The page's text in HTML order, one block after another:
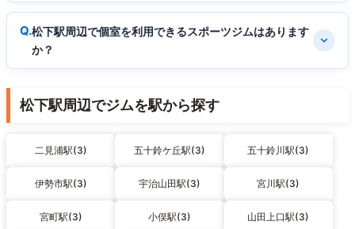
松下駅周辺で個室を利用できるスポーツジムはあります
か？
松下駅周辺でジムを駅から探す
二見浦駅(3) 五十鈴ケ丘駅(3) 五十鈴川駅(3)
伊勢市駅(3) 宇治山田駅(3) 宮川駅(3)
宮町駅(3) 小俣駅(3) 山田上口駅(3)